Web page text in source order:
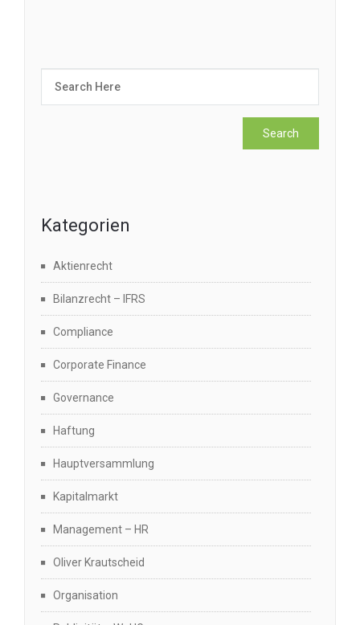
Kategorien
Aktienrecht
Bilanzrecht – IFRS
Compliance
Corporate Finance
Governance
Haftung
Hauptversammlung
Kapitalmarkt
Management – HR
Oliver Krautscheid
Organisation